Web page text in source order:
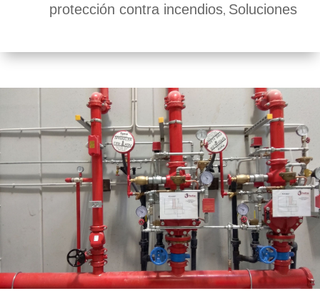
protección contra incendios, Soluciones